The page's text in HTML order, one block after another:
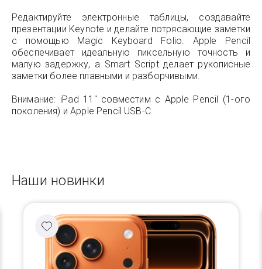
Редактируйте электронные таблицы, создавайте
презентации Keynote и делайте потрясающие заметки
с помощью Magic Keyboard Folio. Apple Pencil
обеспечивает идеальную пиксельную точность и
малую задержку, а Smart Script делает рукописные
заметки более плавными и разборчивыми.
Внимание: iPad 11" совместим с Apple Pencil (1-ого
поколения) и Apple Pencil USB-C.
Наши новинки